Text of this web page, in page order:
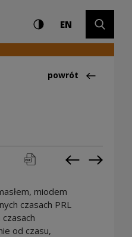
i
Wysoki kontrast
ENCHANGE
Powrót
powrót
się
drukuj pobierz Poprzednia
miodem
czasach PRL
od czasu,